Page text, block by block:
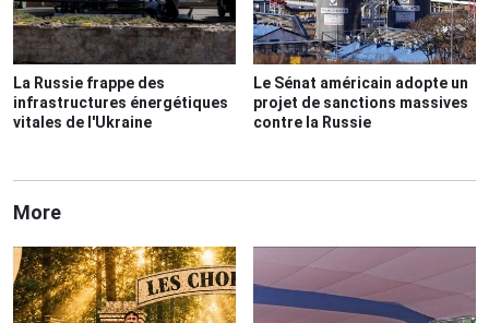
La Russie frappe des
infrastructures énergétiques
vitales de l'Ukraine
Le Sénat américain adopte un
projet de sanctions massives
contre la Russie
More